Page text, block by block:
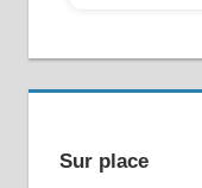
Sur place